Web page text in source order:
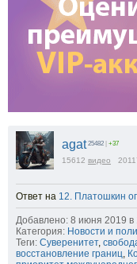
agat 25482 +37
15612 видео
Ответ на 12. Платошкин
Добавлено: 8 июня 2019 в
Категория: Новости и
Теги: Суверенитет,
восстановление границ,